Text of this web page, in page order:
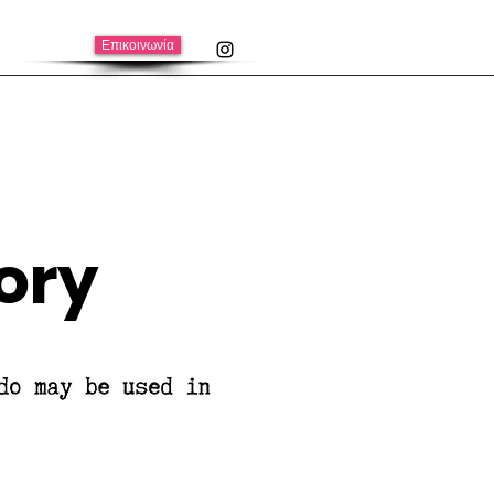
Επικοινωνία